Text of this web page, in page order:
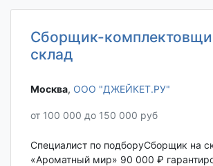
Сборщик-
склад
Москва‎, ООО "ДЖЕЙКЕТ.РУ"
от 100 000 до 150 000 руб
Специалист по подборуСборщик на
«Ароматный мир» 90 000 ₽